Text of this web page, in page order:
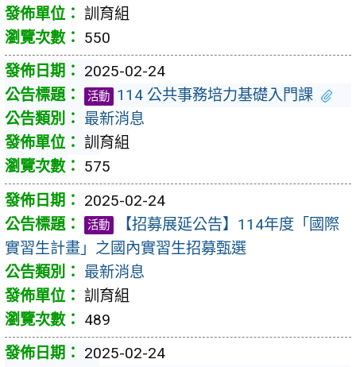
訓育組
550
2025-02-24
活動 114 公共事務培力基礎入門課
最新消息
訓育組
575
2025-02-24
活動
【招募展延公告】114年度「國際
實習生計畫」之國內實習生招募甄選
最新消息
訓育組
489
2025-02-24